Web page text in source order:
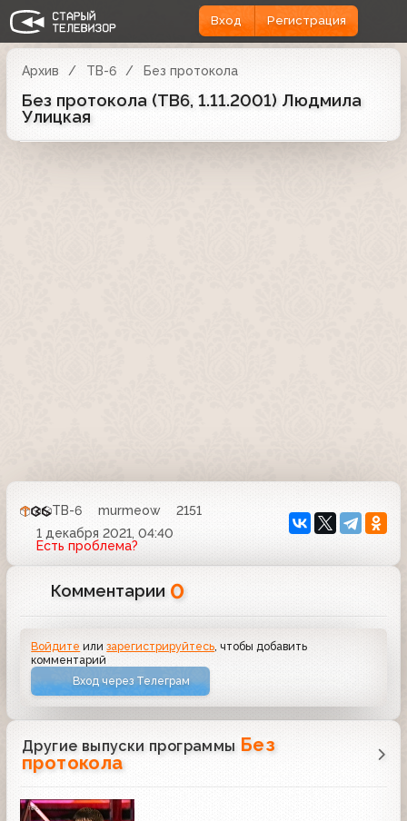
Вход Регистрация
Архив ТВ-6 Без протокола
Без протокола (ТВ6, 1.11.2001) Людмила
Улицкая
ТВ-6 murmeow
2151
1 декабря 2021, 04:40
Есть проблема?
Комментарии 0
Войдите илизарегистрируйтесь , чтобы добавить
комментарий
Вход через Телеграм
Другие выпуски программы Без
протокола